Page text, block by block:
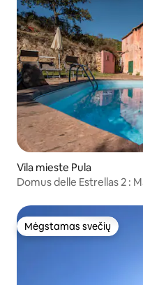
Vila mieste Pula
Domus delle Estrellas 2 :
Mėgstamas svečių
Mėgstamas svečių